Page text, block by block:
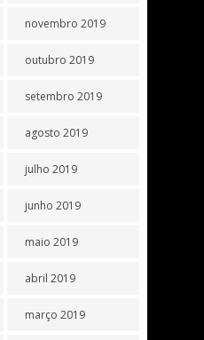
novembro 2019
outubro 2019
setembro 2019
agosto 2019
julho 2019
junho 2019
maio 2019
abril 2019
março 2019